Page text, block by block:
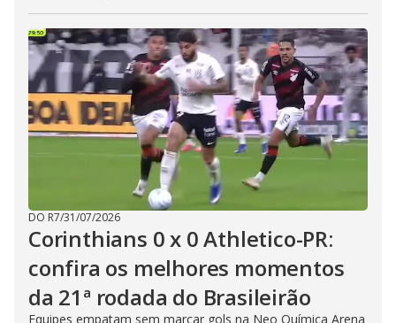
DO R7/31/07/2026
Corinthians 0 x 0 Athletico-PR:
confira os melhores momentos
da 21ª rodada do Brasileirão
Equipes empatam sem marcar gols na Neo Química Arena